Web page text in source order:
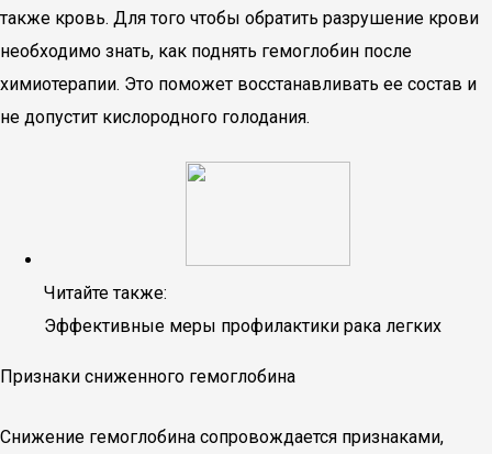
также кровь. Для того чтобы обратить разрушение крови
необходимо знать, как поднять гемоглобин после
химиотерапии. Это поможет восстанавливать ее состав и
не допустит кислородного голодания.
Читайте также:
Эффективные меры профилактики рака легких
Признаки сниженного гемоглобина
Снижение гемоглобина сопровождается признаками,